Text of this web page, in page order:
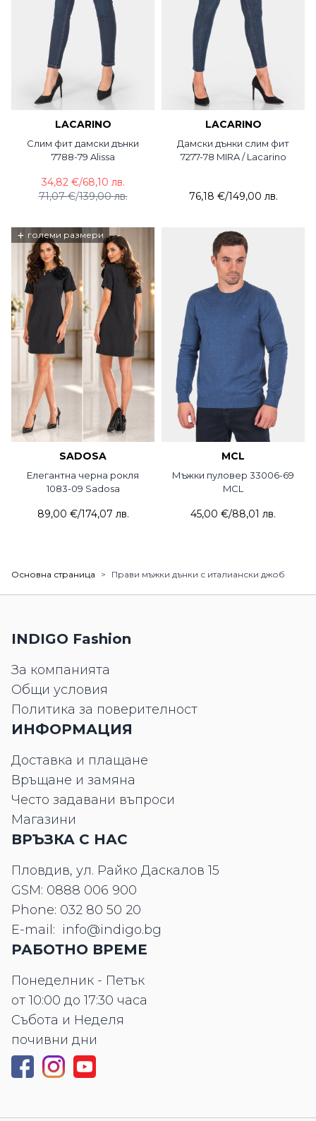
LACARINO
Слим фит дамски дънки
7788-79 Alissa
71,07 €/139,00 лв.
34,82 €/68,10 лв.
LACARINO
Дамски дънки слим фит
7277-78 MIRA / Lacarino
76,18 €/149,00 лв.
+ големи размери
SADOSA
Елегантна черна рокля
1083-09 Sadosa
89,00 €/174,07 лв.
MCL
Мъжки пуловер 33006-69
MCL
45,00 €/88,01 лв.
Основна страница > Прави мъжки дънки с италиански джоб
INDIGO Fashion
За компанията
Общи условия
Политика за поверителност
ИНФОРМАЦИЯ
Доставка и плащане
Връщане и замяна
Често задавани въпроси
Магазини
ВРЪЗКА С НАС
Пловдив, ул. Райко Даскалов 15
GSM: 0888 006 900
Phone: 032 80 50 20
E-mail: info@indigo.bg
РАБОТНО ВРЕМЕ
Понеделник - Петък
от 10:00 до 17:30 часа
Събота и Неделя
почивни дни